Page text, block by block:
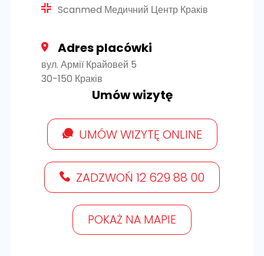
Scanmed Медичний Центр Краків
Adres placówki
вул. Армії Крайовей 5
30-150 Краків
Umów wizytę
UMÓW WIZYTĘ ONLINE
ZADZWOŃ 12 629 88 00
POKAŻ NA MAPIE